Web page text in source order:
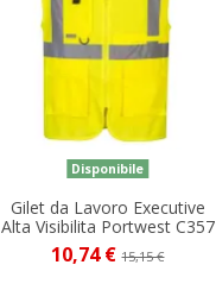
Disponibile
Gilet da Lavoro Executive
Alta Visibilita Portwest C357
10,74 €15,15 €